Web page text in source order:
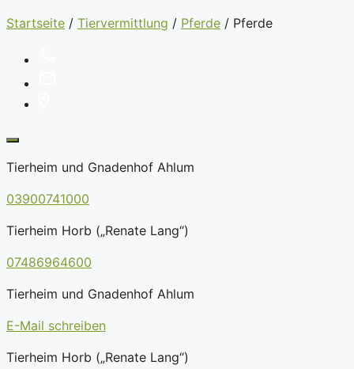
Startseite / Tiervermittlung / Pferde / Pferde
Tierheim und Gnadenhof Ahlum
03900741000
Tierheim Horb („Renate Lang“)
07486964600
Tierheim und Gnadenhof Ahlum
E-Mail schreiben
Tierheim Horb („Renate Lang“)